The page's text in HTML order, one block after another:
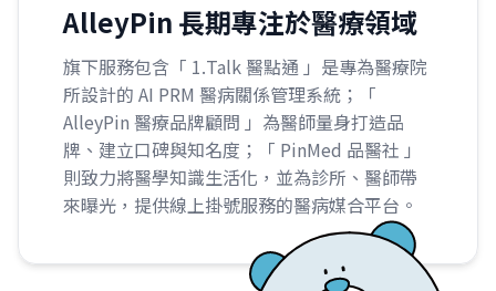
AlleyPin 長期專注於醫療領域
旗下服務包含「 1.Talk 醫點通 」是專為醫療院
所設計的 AI PRM 醫病關係管理系統；「
AlleyPin 醫療品牌顧問 」為醫師量身打造品
牌、建立口碑與知名度；「 PinMed 品醫社 」
則致力將醫學知識生活化，並為診所、醫師帶
來曝光，提供線上掛號服務的醫病媒合平台。